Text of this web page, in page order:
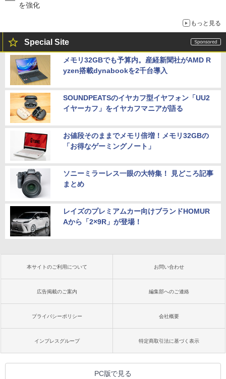
を強化
もっと見る
Special Site
メモリ32GBでも予算内。産経新聞社がAMD R
yzen搭載dynabookを2千台導入
SOUNDPEATSのイヤカフ型イヤフォン「UU2
イヤーカフ」をイヤカフマニアが語る
お値段そのままでメモリ倍増！メモリ32GBの
「お得なゲーミングノート」
ソニーミラーレス一眼の大特集！ 見どころ記事
まとめ
レイズのプレミアムカー向けブランドHOMUR
Aから「2×9R」が登場！
本サイトのご利用について お問い合わせ
広告掲載のご案内 編集部へのご連絡
プライバシーポリシー 会社概要
インプレスグループ 特定商取引法に基づく表示
PC版で見る